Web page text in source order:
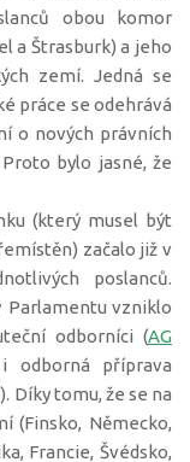
obou komor
a Štrasburk) a jeho
zemí. Jedná se
práce se odehrává
o nových právních
bylo jasné, že
(který musel být
začalo již v
poslanců.
Parlamentu vzniklo
odborníci (AG
odborná příprava
Díky tomu, že se na
(Finsko, Německo,
Francie, Švédsko,